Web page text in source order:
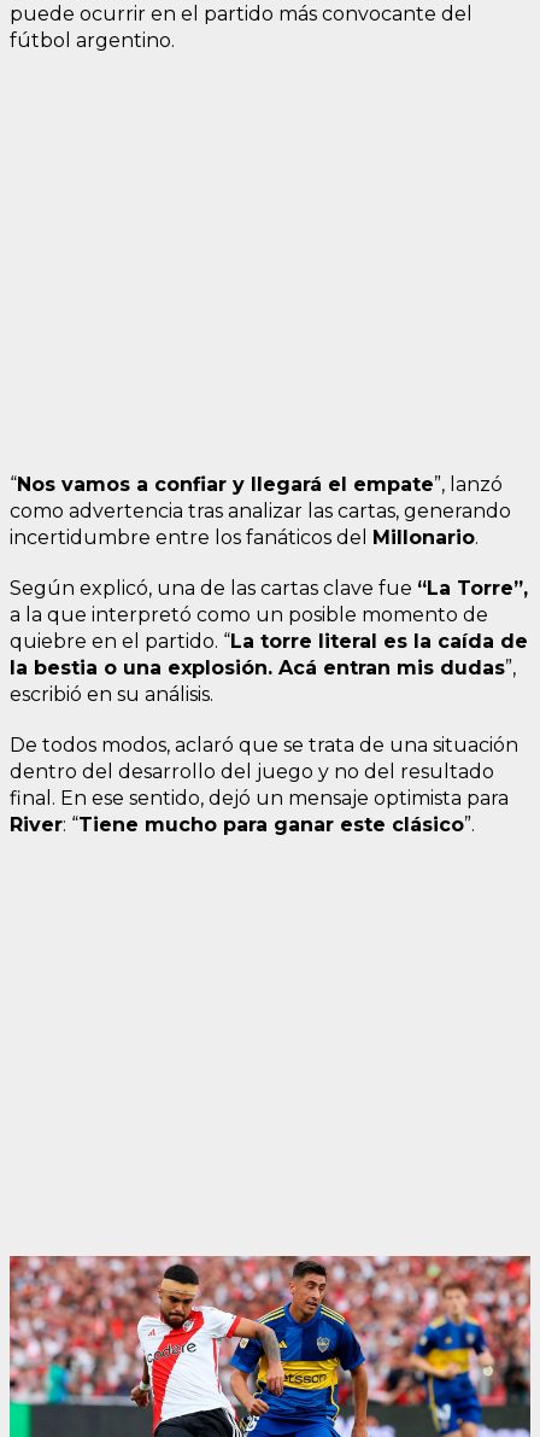
puede ocurrir en el partido más convocante del
fútbol argentino.
“Nos vamos a confiar y llegará el empate”, lanzó
como advertencia tras analizar las cartas, generando
incertidumbre entre los fanáticos del Millonario.
Según explicó, una de las cartas clave fue “La Torre”,
a la que interpretó como un posible momento de
quiebre en el partido. “La torre literal es la caída de
la bestia o una explosión. Acá entran mis dudas”,
escribió en su análisis.
De todos modos, aclaró que se trata de una situación
dentro del desarrollo del juego y no del resultado
final. En ese sentido, dejó un mensaje optimista para
River: “Tiene mucho para ganar este clásico”.